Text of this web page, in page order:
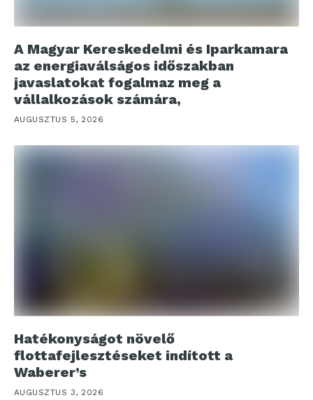
A Magyar Kereskedelmi és Iparkamara
az energiaválságos időszakban
javaslatokat fogalmaz meg a
vállalkozások számára,
AUGUSZTUS 5, 2026
Hatékonyságot növelő
flottafejlesztéseket indított a
Waberer’s
AUGUSZTUS 3, 2026